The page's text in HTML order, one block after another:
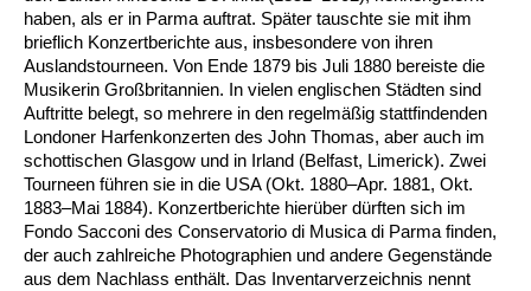
haben, als er in Parma auftrat. Später tauschte sie mit ihm
brieflich Konzertberichte aus, insbesondere von ihren
Auslandstourneen. Von Ende 1879 bis Juli 1880 bereiste die
Musikerin Großbritannien. In vielen englischen Städten sind
Auftritte belegt, so mehrere in den regelmäßig stattfindenden
Londoner Harfenkonzerten des John Thomas, aber auch im
schottischen Glasgow und in Irland (Belfast, Limerick). Zwei
Tourneen führen sie in die USA (Okt. 1880–Apr. 1881, Okt.
1883–Mai 1884). Konzertberichte hierüber dürften sich im
Fondo Sacconi des Conservatorio di Musica di Parma finden,
der auch zahlreiche Photographien und andere Gegenstände
aus dem Nachlass enthält. Das Inventarverzeichnis nennt